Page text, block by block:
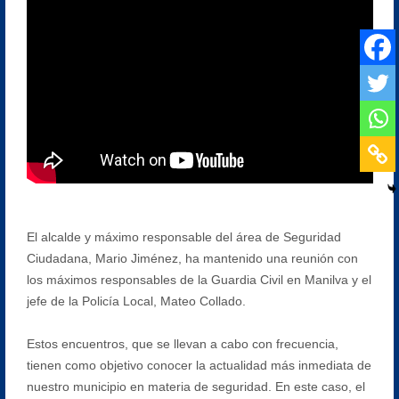
El alcalde y máximo responsable del área de Seguridad
Ciudadana, Mario Jiménez, ha mantenido una reunión con
los máximos responsables de la Guardia Civil en Manilva y el
jefe de la Policía Local, Mateo Collado.
Estos encuentros, que se llevan a cabo con frecuencia,
tienen como objetivo conocer la actualidad más inmediata de
nuestro municipio en materia de seguridad. En este caso, el